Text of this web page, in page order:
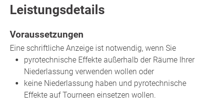
Leistungsdetails
Voraussetzungen
Eine schriftliche Anzeige ist notwendig, wenn Sie
pyrotechnische Effekte außerhalb der Räume Ihrer
Niederlassung verwenden wollen oder
keine Niederlassung haben und pyrotechnische
Effekte auf Tourneen einsetzen wollen.